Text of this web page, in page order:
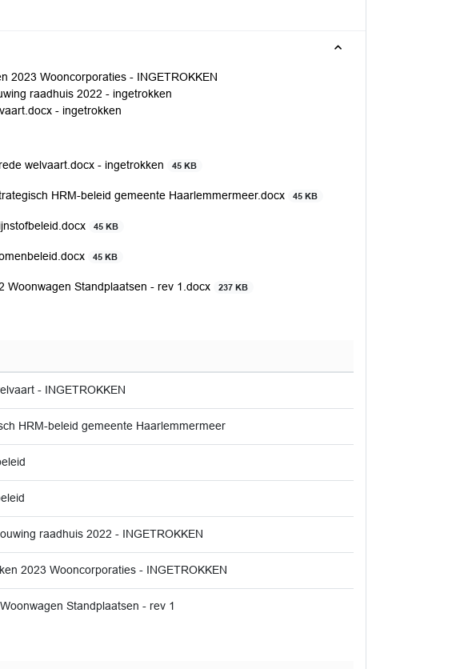
2023 Wooncorporaties - INGETROKKEN
raadhuis 2022 - ingetrokken
- ingetrokken
welvaart.docx - ingetrokken
45 KB
HRM-beleid gemeente Haarlemmermeer.docx 45 KB
45 KB
45 KB
Woonwagen Standplaatsen - rev 1.docx 237 KB
- INGETROKKEN
HRM-beleid gemeente Haarlemmermeer
raadhuis 2022 - INGETROKKEN
2023 Wooncorporaties - INGETROKKEN
Standplaatsen - rev 1